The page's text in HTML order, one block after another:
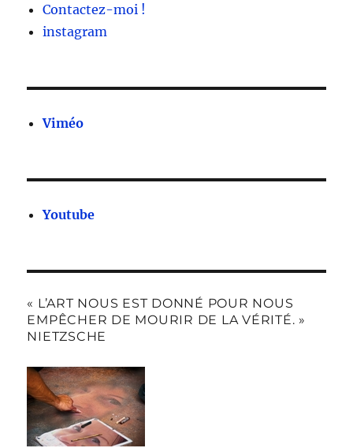
Contactez-moi !
instagram
Viméo
Youtube
« L’ART NOUS EST DONNÉ POUR NOUS
EMPÊCHER DE MOURIR DE LA VÉRITÉ. »
NIETZSCHE